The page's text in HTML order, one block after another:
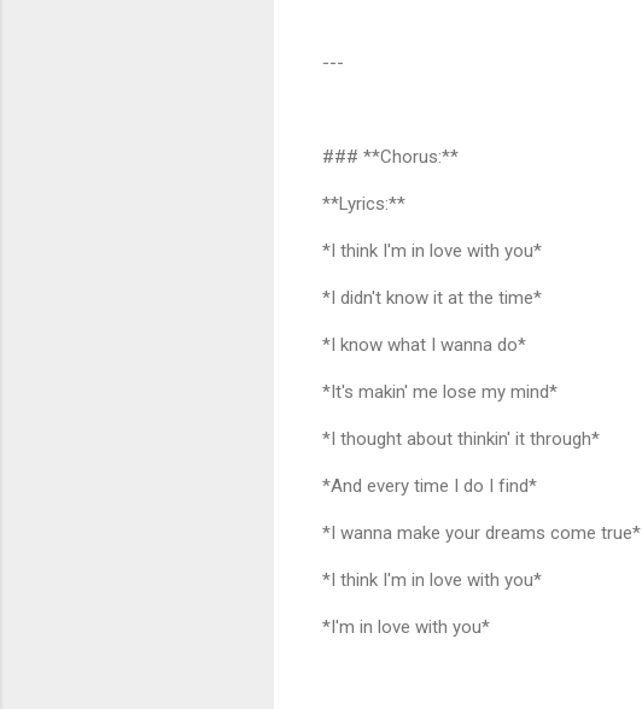
---
### **Chorus:**
**Lyrics:**
*I think I'm in love with you*
*I didn't know it at the time*
*I know what I wanna do*
*It's makin' me lose my mind*
*I thought about thinkin' it through*
*And every time I do I find*
*I wanna make your dreams come true*
*I think I'm in love with you*
*I'm in love with you*